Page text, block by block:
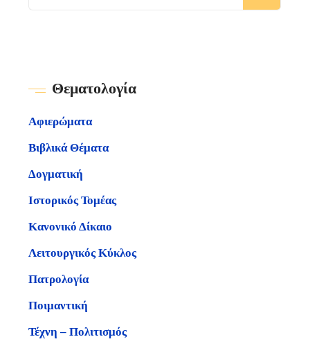
Θεματολογία
Αφιερώματα
Βιβλικά Θέματα
Δογματική
Ιστορικός Τομέας
Κανονικό Δίκαιο
Λειτουργικός Κύκλος
Πατρολογία
Ποιμαντική
Τέχνη – Πολιτισμός